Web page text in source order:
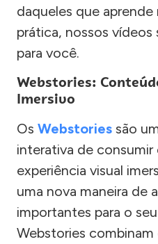
daqueles que
prática, nossos vídeos
para você.
Webstories:
Imersivo
Os Webstories são
interativa de
experiência visual
uma nova maneira de
importantes para o
Webstories combinam